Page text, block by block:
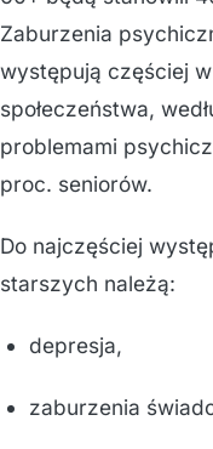
Zaburzenia
występują częściej
społeczeństwa,
problemami
proc. seniorów.
Do najczęściej
starszych należą:
depresja,
zaburzenia